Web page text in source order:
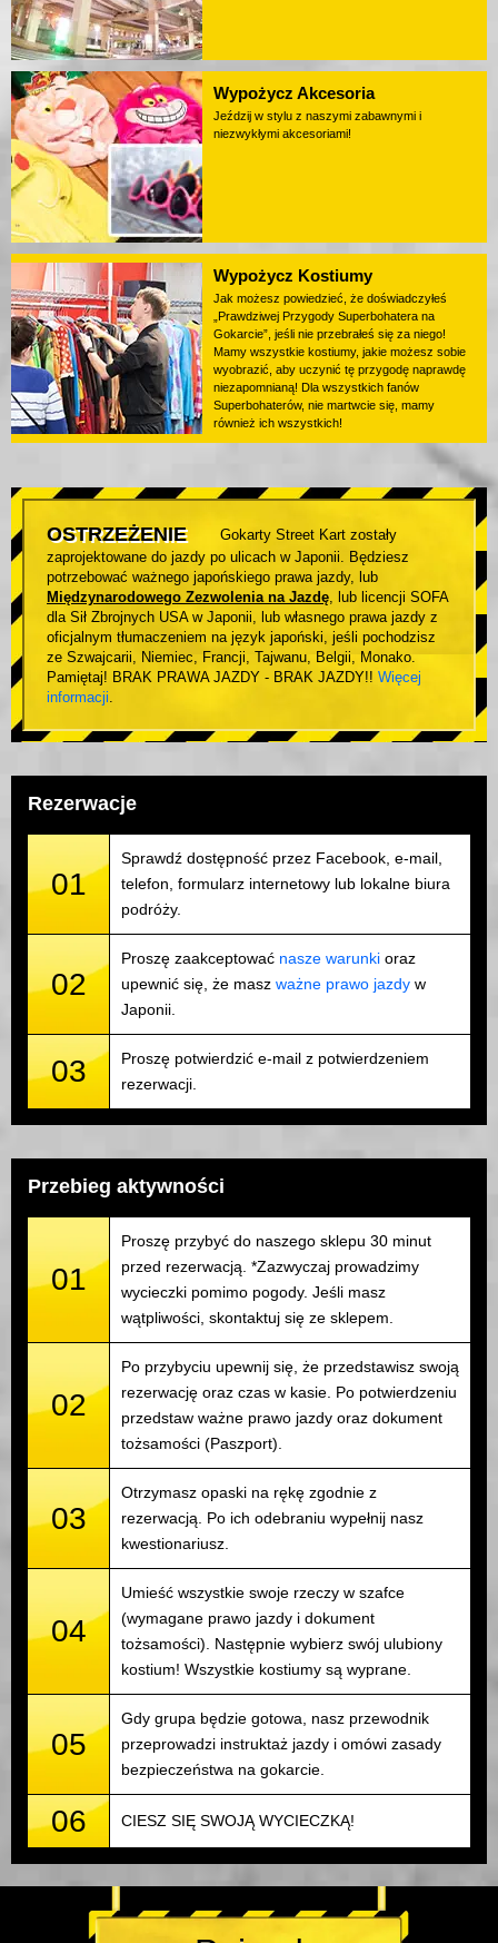
Wypożycz Akcesoria
Jeździj w stylu z naszymi zabawnymi i
niezwykłymi akcesoriami!
Wypożycz Kostiumy
Jak możesz powiedzieć, że doświadczyłeś
„Prawdziwej Przygody Superbohatera na
Gokarcie”, jeśli nie przebrałeś się za niego!
Mamy wszystkie kostiumy, jakie możesz sobie
wyobrazić, aby uczynić tę przygodę naprawdę
niezapomnianą! Dla wszystkich fanów
Superbohaterów, nie martwcie się, mamy
również ich wszystkich!
OSTRZEŻENIE
Gokarty Street Kart zostały
zaprojektowane do jazdy po ulicach w Japonii. Będziesz
potrzebować ważnego japońskiego prawa jazdy, lub
Międzynarodowego Zezwolenia na Jazdę, lub licencji SOFA
dla Sił Zbrojnych USA w Japonii, lub własnego prawa jazdy z
oficjalnym tłumaczeniem na język japoński, jeśli pochodzisz
ze Szwajcarii, Niemiec, Francji, Tajwanu, Belgii, Monako.
Pamiętaj! BRAK PRAWA JAZDY - BRAK JAZDY!! Więcej
informacji.
Rezerwacje
01
Sprawdź dostępność przez Facebook, e-mail,
telefon, formularz internetowy lub lokalne biura
podróży.
02
Proszę zaakceptować nasze warunki oraz
upewnić się, że masz ważne prawo jazdy w
Japonii.
03
Proszę potwierdzić e-mail z potwierdzeniem
rezerwacji.
Przebieg aktywności
01
Proszę przybyć do naszego sklepu 30 minut
przed rezerwacją. *Zazwyczaj prowadzimy
wycieczki pomimo pogody. Jeśli masz
wątpliwości, skontaktuj się ze sklepem.
02
Po przybyciu upewnij się, że przedstawisz swoją
rezerwację oraz czas w kasie. Po potwierdzeniu
przedstaw ważne prawo jazdy oraz dokument
tożsamości (Paszport).
03
Otrzymasz opaski na rękę zgodnie z
rezerwacją. Po ich odebraniu wypełnij nasz
kwestionariusz.
04
Umieść wszystkie swoje rzeczy w szafce
(wymagane prawo jazdy i dokument
tożsamości). Następnie wybierz swój ulubiony
kostium! Wszystkie kostiumy są wyprane.
05
Gdy grupa będzie gotowa, nasz przewodnik
przeprowadzi instruktaż jazdy i omówi zasady
bezpieczeństwa na gokarcie.
06 CIESZ SIĘ SWOJĄ WYCIECZKĄ!